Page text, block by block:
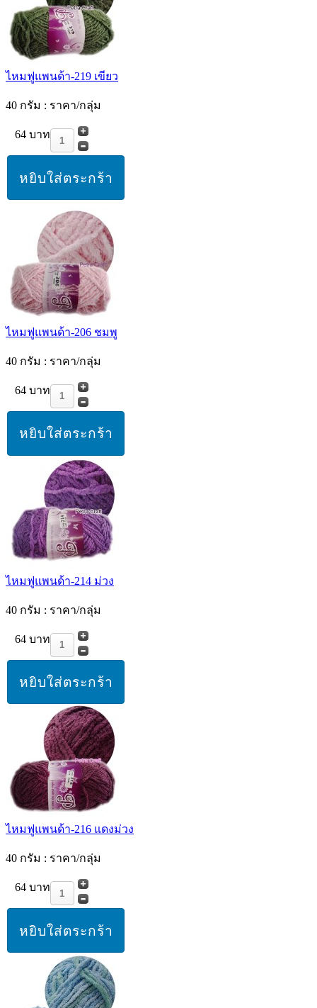
ไหมฟูแพนด้า-219 เขียว
40 กรัม : ราคา/กลุ่ม
64 บาท
ไหมฟูแพนด้า-206 ชมพู
40 กรัม : ราคา/กลุ่ม
64 บาท
ไหมฟูแพนด้า-214 ม่วง
40 กรัม : ราคา/กลุ่ม
64 บาท
ไหมฟูแพนด้า-216 แดงม่วง
40 กรัม : ราคา/กลุ่ม
64 บาท